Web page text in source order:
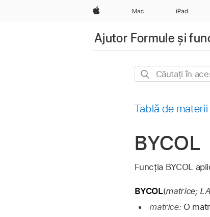
Apple Mac iPad
Ajutor Formule și
Căutați
ghid
Tablă de materii
BYCOL
Funcția BYCOL
BYCOL(matrice;
matrice: O